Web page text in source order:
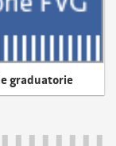
graduatorie